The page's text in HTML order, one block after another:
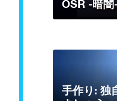
OSR -暗
手作り: 独